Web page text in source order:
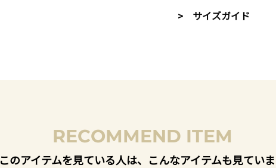
> サイズガイド
RECOMMEND ITEM
このアイテムを見ている人は、こんなアイテムも見てい